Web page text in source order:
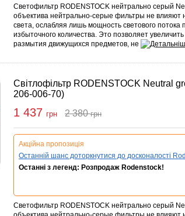
Светофильтр RODENSTOCK нейтрально серый
объектива нейтрально-серые фильтры не влияют
света, ослабляя лишь мощность светового потока
избыточного количества. Это позволяет
размытия движущихся предметов, не
Світлофільтр RODENSTOCK Neutral
206-006-70)
1 437 грн 2 380грн
Купити
Акційна пропозиція
Останній шанс доторкнутися до досконалості
Останні з легенд: Розпродаж Rodenstock!
Светофильтр RODENSTOCK нейтрально серый